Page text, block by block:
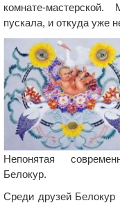
комнате-
пускала, и откуда уже
Непонятая
Белокур.
Среди друзей